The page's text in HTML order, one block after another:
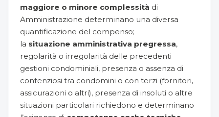
maggiore o minore complessità di
Amministrazione determinano una diversa
quantificazione del compenso;
la situazione amministrativa pregressa,
regolarità o irregolarità delle precedenti
gestioni condominiali, presenza o assenza di
contenziosi tra condomini o con terzi (fornitori,
assicurazioni o altri), presenza di insoluti o altre
situazioni particolari richiedono e determinano